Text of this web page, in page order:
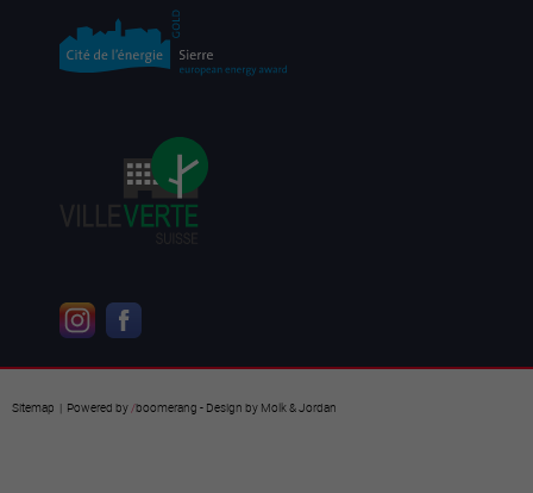
Sitemap | Powered by/boomerang - Design by Molk & Jordan